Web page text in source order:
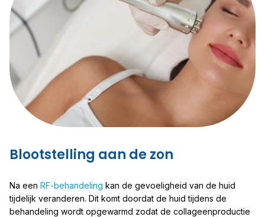
Blootstelling aan de zon
Na een RF-behandeling kan de gevoeligheid van de huid
tijdelijk veranderen. Dit komt doordat de huid tijdens de
behandeling wordt opgewarmd zodat de collageenproductie